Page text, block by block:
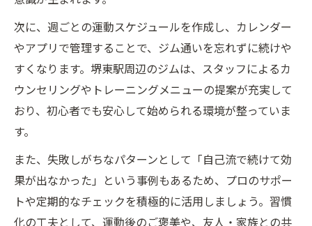
次に、週ごとの運動スケジュールを作成し、カレンダー
やアプリで管理することで、ジム通いを忘れずに続けや
すくなります。堺東駅周辺のジムは、スタッフによるカ
ウンセリングやトレーニングメニューの提案が充実して
おり、初心者でも安心して始められる環境が整っていま
す。
また、失敗しがちなパターンとして「自己流で続けて効
果が出なかった」という事例もあるため、プロのサポー
トや定期的なチェックを積極的に活用しましょう。習慣
化の工夫として、運動後のご褒美や、友人・家族との共